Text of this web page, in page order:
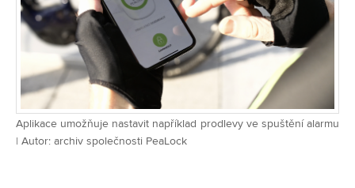
Aplikace umožňuje nastavit například prodlevy ve spuštění alarmu
| Autor: archiv společnosti PeaLock